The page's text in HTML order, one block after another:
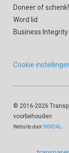
Doneer of schenk!
Word lid
Business Integrity
Cookie
© 2016-2026
voorbehouden.
Website doorSKNDAL